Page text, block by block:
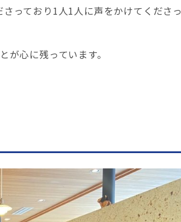
っており1人1人に声をかけてくださっ
心に残っています。